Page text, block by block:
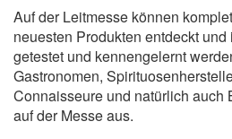
Auf der Leitmesse können
neuesten Produkten entdeckt
getestet und kennengelernt
Gastronomen,
Connaisseure und natürlich auch
auf der Messe aus.